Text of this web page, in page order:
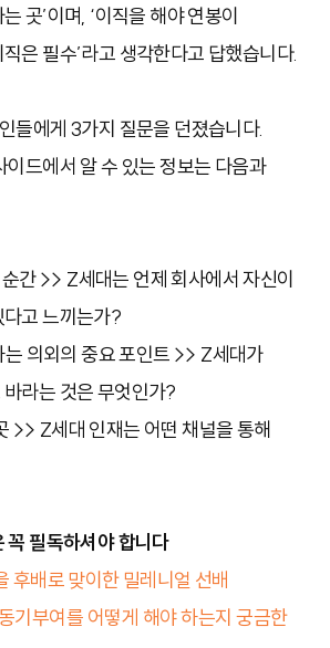
곳’이며, ‘이직을 해야 연봉이
은 필수’라고 생각한다고 답했습니다.
들에게 3가지 질문을 던졌습니다.
이드에서 알 수 있는 정보는 다음과
간 >> Z세대는 언제 회사에서 자신이
고 느끼는가?
는 의외의 중요 포인트 >> Z세대가
라는 것은 무엇인가?
>> Z세대 인재는 어떤 채널을 통해
꼭 필독하셔야 합니다
후배로 맞이한 밀레니얼 선배
기부여를 어떻게 해야 하는지 궁금한